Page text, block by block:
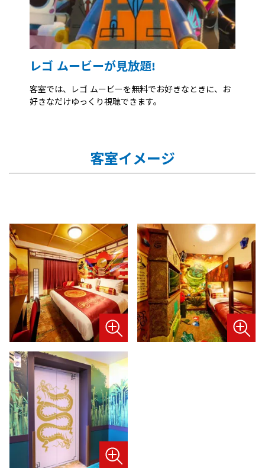
レゴ ムービーが見放題!
客室では、レゴ ムービーを無料でお好きなときに、お
好きなだけゆっくり視聴できます。
客室イメージ